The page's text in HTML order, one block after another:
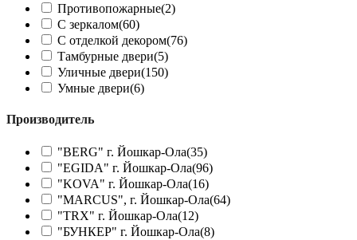
Противопожарные(2)
С зеркалом(60)
С отделкой декором(76)
Тамбурные двери(5)
Уличные двери(150)
Умные двери(6)
Производитель
"BERG" г. Йошкар-Ола(35)
"EGIDA" г. Йошкар-Ола(96)
"KOVA" г. Йошкар-Ола(16)
"MARCUS", г. Йошкар-Ола(64)
"TRX" г. Йошкар-Ола(12)
"БУНКЕР" г. Йошкар-Ола(8)